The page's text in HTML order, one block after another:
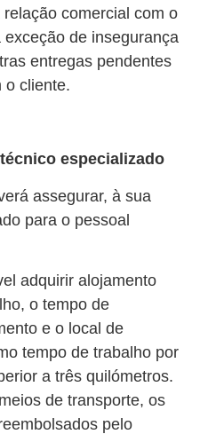
comercial com o
de insegurança
entregas pendentes
o cliente.
especializado
assegurar, à sua
para o pessoal
adquirir alojamento
o tempo de
e o local de
tempo de trabalho por
a três quilómetros.
de transporte, os
pelo